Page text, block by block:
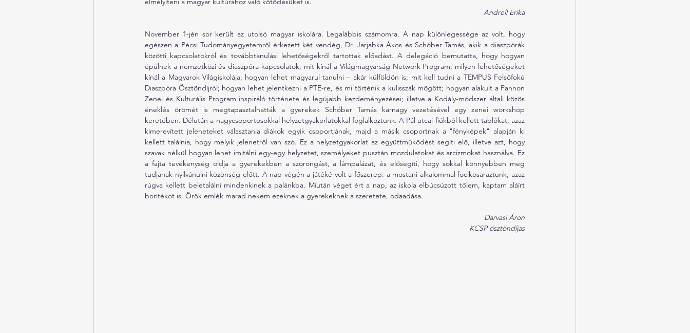
Andrell Erika
November 1-jén sor került az utolsó magyar iskolára. Legalábbis számomra. A nap különlegessége az volt, hogy
egészen a Pécsi Tudományegyetemről érkezett két vendég, Dr. Jarjabka Ákos és Schóber Tamás, akik a diaszpórák
közötti kapcsolatokról és továbbtanulási lehetőségekről tartottak előadást. A delegáció bemutatta, hogy hogyan
épülnek a nemzetközi és diaszpóra-kapcsolatok; mit kínál a Világmagyarság Network Program; milyen lehetőségeket
kínál a Magyarok Világiskolája; hogyan lehet magyarul tanulni – akár külföldön is; mit kell tudni a TEMPUS Felsőfokú
Diaszpóra Ösztöndíjról; hogyan lehet jelentkezni a PTE-re, és mi történik a kulisszák mögött; hogyan alakult a Pannon
Zenei és Kulturális Program inspiráló története és legújabb kezdeményezései; illetve a Kodály-módszer általi közös
éneklés örömét is megtapasztalhatták a gyerekek Schóber Tamás karnagy vezetésével egy zenei workshop
keretében. Délután a nagycsoportosokkal helyzetgyakorlatokkal foglalkoztunk. A Pál utcai fiúkból kellett tablókat, azaz
kimerevített jeleneteket választania diákok egyik csoportjának, majd a másik csoportnak a "fényképek" alapján ki
kellett találnia, hogy melyik jelenetről van szó. Ez a helyzetgyakorlat az együttműködést segíti elő, illetve azt, hogy
szavak nélkül hogyan lehet imitálni egy-egy helyzetet, személyeket pusztán mozdulatokat és arcizmokat használva. Ez
a fajta tevékenység oldja a gyerekekben a szorongást, a lámpalázat, és elősegíti, hogy sokkal könnyebben meg
tudjanak nyilvánulni közönség előtt. A nap végén a játéké volt a főszerep: a mostani alkalommal focikosaraztunk, azaz
rúgva kellett beletalálni mindenkinek a palánkba. Miután véget ért a nap, az iskola elbúcsúzott tőlem, kaptam aláírt
borítékot is. Örök emlék marad nekem ezeknek a gyerekeknek a szeretete, odaadása.
Darvasi Áron
KCSP ösztöndíjas